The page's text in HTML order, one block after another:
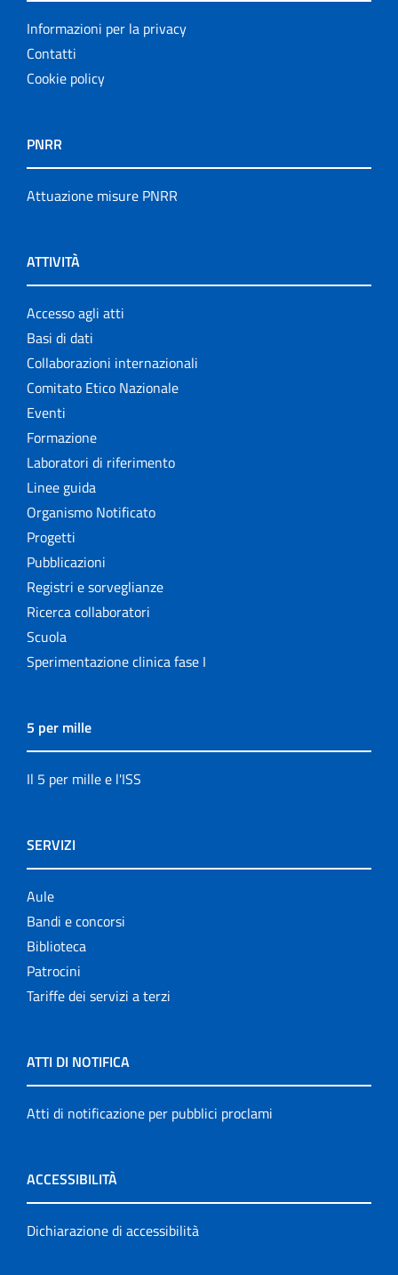
Informazioni per la privacy
Contatti
Cookie policy
PNRR
Attuazione misure PNRR
ATTIVITÀ
Accesso agli atti
Basi di dati
Collaborazioni internazionali
Comitato Etico Nazionale
Eventi
Formazione
Laboratori di riferimento
Linee guida
Organismo Notificato
Progetti
Pubblicazioni
Registri e sorveglianze
Ricerca collaboratori
Scuola
Sperimentazione clinica fase I
5 per mille
Il 5 per mille e l'ISS
SERVIZI
Aule
Bandi e concorsi
Biblioteca
Patrocini
Tariffe dei servizi a terzi
ATTI DI NOTIFICA
Atti di notificazione per pubblici proclami
ACCESSIBILITÀ
Dichiarazione di accessibilità